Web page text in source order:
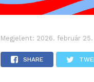
Megjelent: 2026. február
SHARE